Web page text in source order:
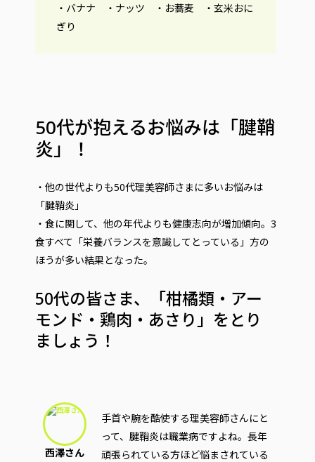
・バナナ ・ナッツ ・お蕎麦 ・玄米おに
ぎり
50代が抱えるお悩みは「腱鞘
炎」！
・他の世代よりも50代理美容師さまに多いお悩みは
「腱鞘炎」
・食に関して、他の年代よりも健康志向が増加傾向。3
食すべて「栄養バランスを意識してとっている」方の
ほうが多い結果となった。
50代の皆さま、「柑橘類・アー
モンド・鶏肉・あさり」をとり
ましょう！
西澤さん
手首や腕を酷使する理美容師さんにと
って、腱鞘炎は職業病ですよね。長年
頑張られている方ほど悩まされている